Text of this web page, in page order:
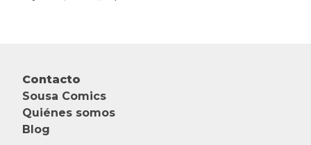
Contacto
Sousa Comics
Quiénes somos
Blog